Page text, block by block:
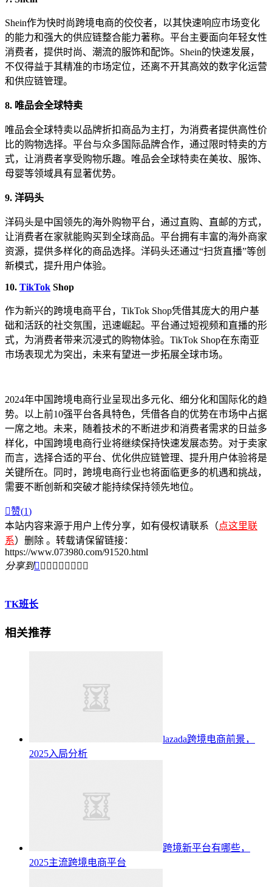
Shein作为快时尚跨境电商的佼佼者，以其快速响应市场变化
的能力和强大的供应链整合能力著称。平台主要面向年轻女性
消费者，提供时尚、潮流的服饰和配饰。Shein的快速发展，
不仅得益于其精准的市场定位，还离不开其高效的数字化运营
和供应链管理。
8. 唯品会全球特卖
唯品会全球特卖以品牌折扣商品为主打，为消费者提供高性价
比的购物选择。平台与众多国际品牌合作，通过限时特卖的方
式，让消费者享受购物乐趣。唯品会全球特卖在美妆、服饰、
母婴等领域具有显著优势。
9. 洋码头
洋码头是中国领先的海外购物平台，通过直购、直邮的方式，
让消费者在家就能购买到全球商品。平台拥有丰富的海外商家
资源，提供多样化的商品选择。洋码头还通过“扫货直播”等创
新模式，提升用户体验。
10. TikTok Shop
作为新兴的跨境电商平台，TikTok Shop凭借其庞大的用户基
础和活跃的社交氛围，迅速崛起。平台通过短视频和直播的形
式，为消费者带来沉浸式的购物体验。TikTok Shop在东南亚
市场表现尤为突出，未来有望进一步拓展全球市场。
2024年中国跨境电商行业呈现出多元化、细分化和国际化的趋
势。以上前10强平台各具特色，凭借各自的优势在市场中占据
一席之地。未来，随着技术的不断进步和消费者需求的日益多
样化，中国跨境电商行业将继续保持快速发展态势。对于卖家
而言，选择合适的平台、优化供应链管理、提升用户体验将是
关键所在。同时，跨境电商行业也将面临更多的机遇和挑战，
需要不断创新和突破才能持续保持领先地位。
赞(1)
本站内容来源于用户上传分享，如有侵权请联系（点这里联
系）删除 。转载请保留链接：
https://www.073980.com/91520.html
分享到        
TK班长
相关推荐
lazada跨境电商前景，
2025入局分析
跨境新平台有哪些，
2025主流跨境电商平台